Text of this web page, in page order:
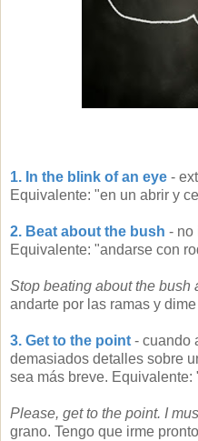
1. In the blink of an eye -
Equivalente: "en un abrir y
2. Beat about the bush - no
Equivalente: "andarse con
Stop beating about the bush
andarte por las ramas y
3. Get to the point- cuando
demasiados detalles sobre
sea más breve. Equivalente:
Please, get to the point. I
grano. Tengo que irme